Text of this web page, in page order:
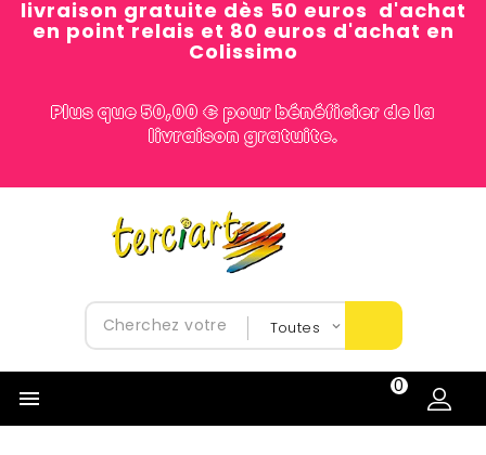
livraison gratuite dès 50 euros d'achat
en point relais et 80 euros d'achat en
Colissimo
Plus que 50,00 € pour bénéficier de la
livraison gratuite.

0